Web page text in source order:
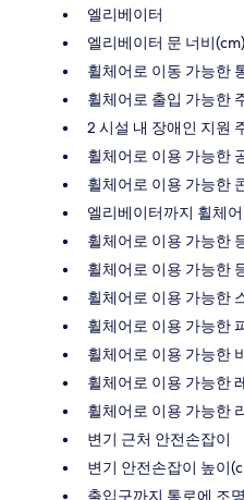
엘리베이터
엘리베이터 문 너비
휠체어로 이동 가능한
휠체어로 출입 가능한
2 시설 내 장애인 지원
휠체어로 이용 가능한
휠체어로 이용 가능한
엘리베이터까지 휠체
휠체어로 이용 가능한
휠체어로 이용 가능한
휠체어로 이용 가능한
휠체어로 이용 가능한
휠체어로 이용 가능한
휠체어로 이용 가능한
휠체어로 이용 가능한
변기 근처 안전손잡이
변기 안전손잡이 높이
출입구까지 통로에 조